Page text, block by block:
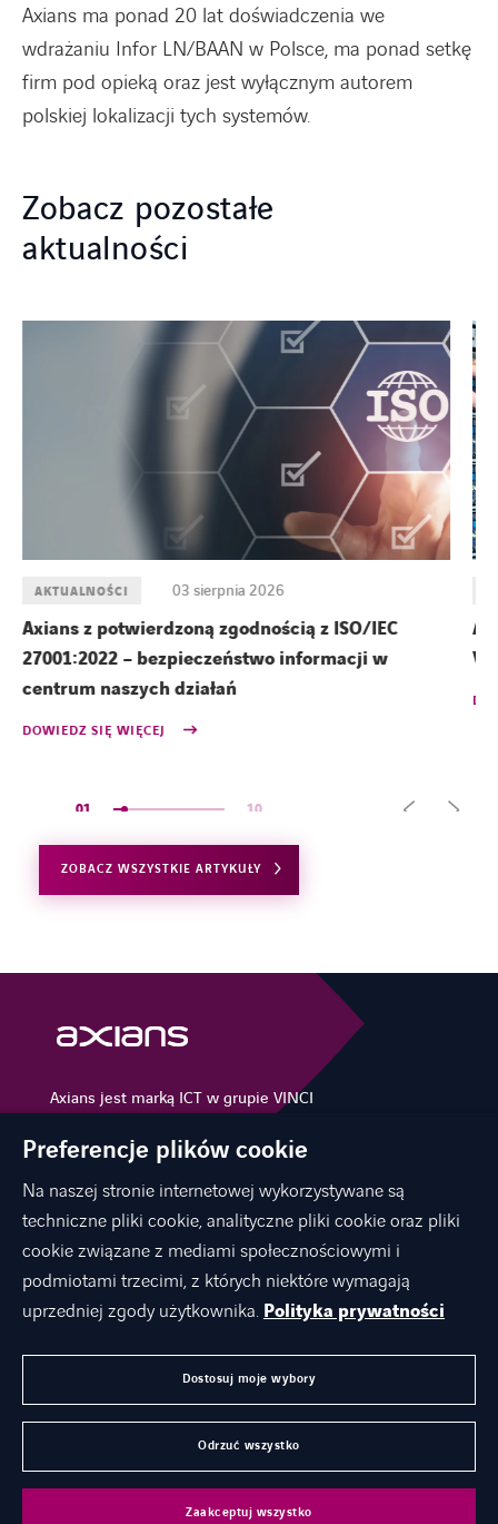
Axians ma ponad 20 lat doświadczenia we
wdrażaniu Infor LN/BAAN w Polsce, ma ponad setkę
firm pod opieką oraz jest wyłącznym autorem
polskiej lokalizacji tych systemów.
Zobacz pozostałe
aktualności
03 sierpnia 2026
AKTUALNOŚCI
Axians z potwierdzoną zgodnością z ISO/IEC
27001:2022 – bezpieczeństwo informacji w
centrum naszych działań
DOWIEDZ SIĘ WIĘCEJ
01 10
ZOBACZ WSZYSTKIE ARTYKUŁY
Axians jest marką ICT w grupie VINCI
O NAS
OFERTA
KARIERA
Nota prawna
Preferencje plików cookie
Na naszej stronie internetowej wykorzystywane są
techniczne pliki cookie, analityczne pliki cookie oraz pliki
cookie związane z mediami społecznościowymi i
podmiotami trzecimi, z których niektóre wymagają
uprzedniej zgody użytkownika. Polityka prywatności
Dostosuj moje wybory
Odrzuć wszystko
Zaakceptuj wszystko